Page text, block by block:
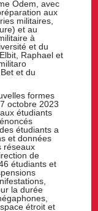
Odem, avec
aux
militaires,
et au
à
et du
Raphael et
et du
formes
octobre 2023
étudiants
étudiants a
et données
réseaux
de
étudiants et
la durée
étroit et